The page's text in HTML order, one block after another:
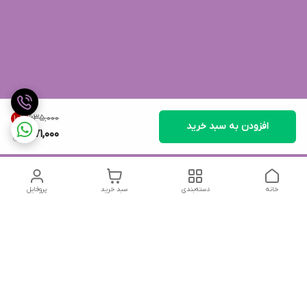
۶۳۵٬۰۰۰ 10%
571,000
افزودن به سبد خرید
پروفایل سبد خرید دسته‌بندی خانه